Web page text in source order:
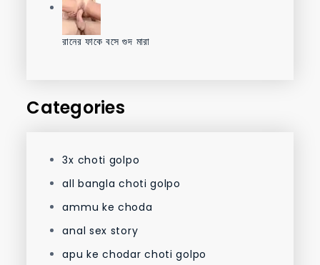
রানের ফাকে বসে গুদ মারা
Categories
3x choti golpo
all bangla choti golpo
ammu ke choda
anal sex story
apu ke chodar choti golpo